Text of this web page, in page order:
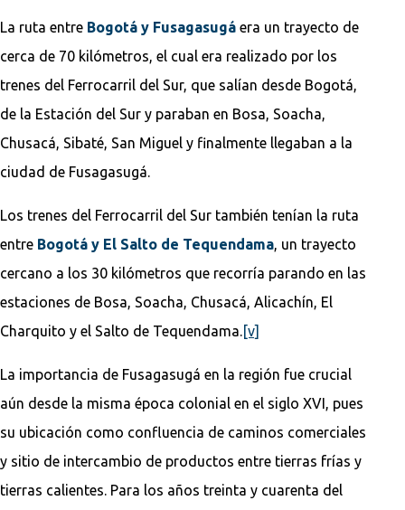
La ruta entre Bogotá y Fusagasugá era un trayecto de
cerca de 70 kilómetros, el cual era realizado por los
trenes del Ferrocarril del Sur, que salían desde Bogotá,
de la Estación del Sur y paraban en Bosa, Soacha,
Chusacá, Sibaté, San Miguel y finalmente llegaban a la
ciudad de Fusagasugá.
Los trenes del Ferrocarril del Sur también tenían la ruta
entre Bogotá y El Salto de Tequendama, un trayecto
cercano a los 30 kilómetros que recorría parando en las
estaciones de Bosa, Soacha, Chusacá, Alicachín, El
Charquito y el Salto de Tequendama.[v]
La importancia de Fusagasugá en la región fue crucial
aún desde la misma época colonial en el siglo XVI, pues
su ubicación como confluencia de caminos comerciales
y sitio de intercambio de productos entre tierras frías y
tierras calientes. Para los años treinta y cuarenta del